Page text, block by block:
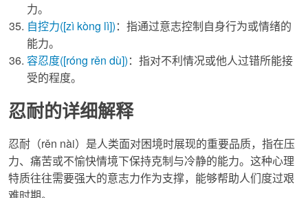
力。
自控力([zì kòng lì])：指通过意志控制自身行为或情绪的
能力。
容忍度([róng rěn dù])：指对不利情况或他人过错所能接
受的程度。
忍耐的详细解释
忍耐 （rěn nài）是人类面对困境时展现的重要品质，指在压
力、痛苦或不愉快情境下保持克制与冷静的能力。这种心理
特质往往需要强大的意志力作为支撑，能够帮助人们度过艰